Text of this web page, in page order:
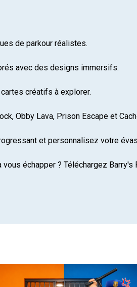
de parkour réalistes.
avec des designs immersifs.
créatifs à explorer.
Obby Lava, Prison Escape et
et personnalisez votre
échapper ? Téléchargez